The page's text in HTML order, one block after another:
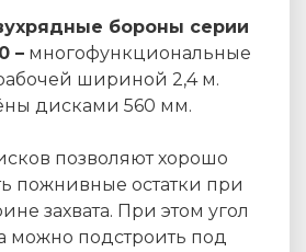
бороны серии
– многофункциональные
шириной 2,4 м.
дисками 560 мм.
позволяют хорошо
пожнивные остатки при
захвата. При этом угол
можно подстроить под